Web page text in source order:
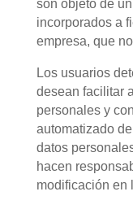
son objeto de
incorporados a
empresa, que
Los usuarios
desean facilitar a
personales y
automatizado
datos
hacen
modificación en